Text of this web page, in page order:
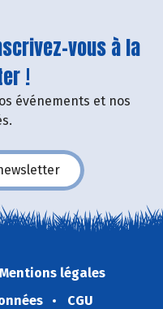
vous à la
!
événements et nos
Mentions légales
CGU